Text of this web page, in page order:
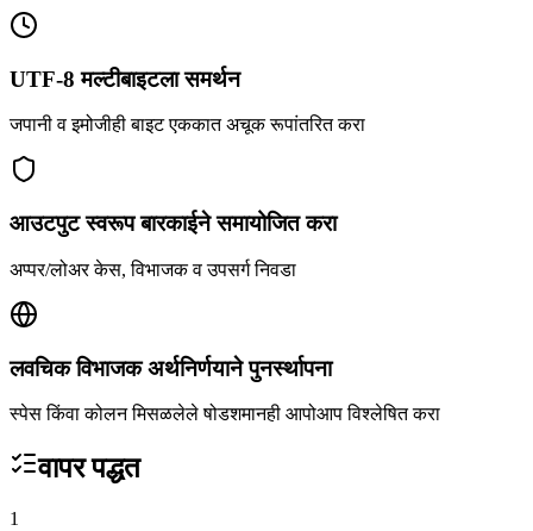
UTF-8 मल्टीबाइटला समर्थन
जपानी व इमोजीही बाइट एककात अचूक रूपांतरित करा
आउटपुट स्वरूप बारकाईने समायोजित करा
अप्पर/लोअर केस, विभाजक व उपसर्ग निवडा
लवचिक विभाजक अर्थनिर्णयाने पुनर्स्थापना
स्पेस किंवा कोलन मिसळलेले षोडशमानही आपोआप विश्लेषित करा
वापर पद्धत
1